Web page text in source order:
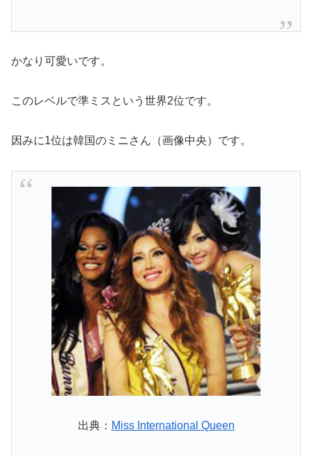
かなり可愛いです。
このレベルで準ミスという世界2位です。
因みに1位は韓国のミニさん（画像中央）です。
出典： Miss International Queen